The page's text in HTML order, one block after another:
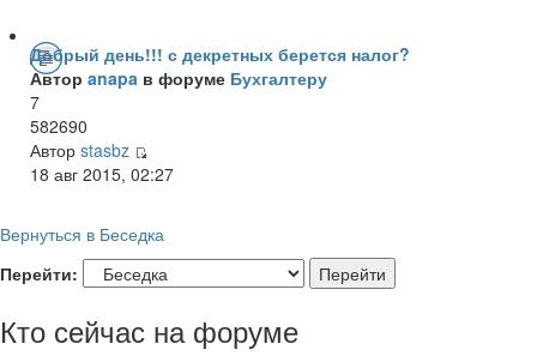
Добрый день!!! с декретных берется налог?
Автор anapa в форуме Бухгалтеру
7
582690
Автор stasbz
18 авг 2015, 02:27
Вернуться в Беседка
Перейти:
Кто сейчас на форуме